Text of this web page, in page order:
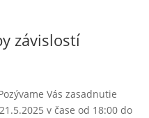
závislostí
Vás zasadnutie
v čase od 18:00 do